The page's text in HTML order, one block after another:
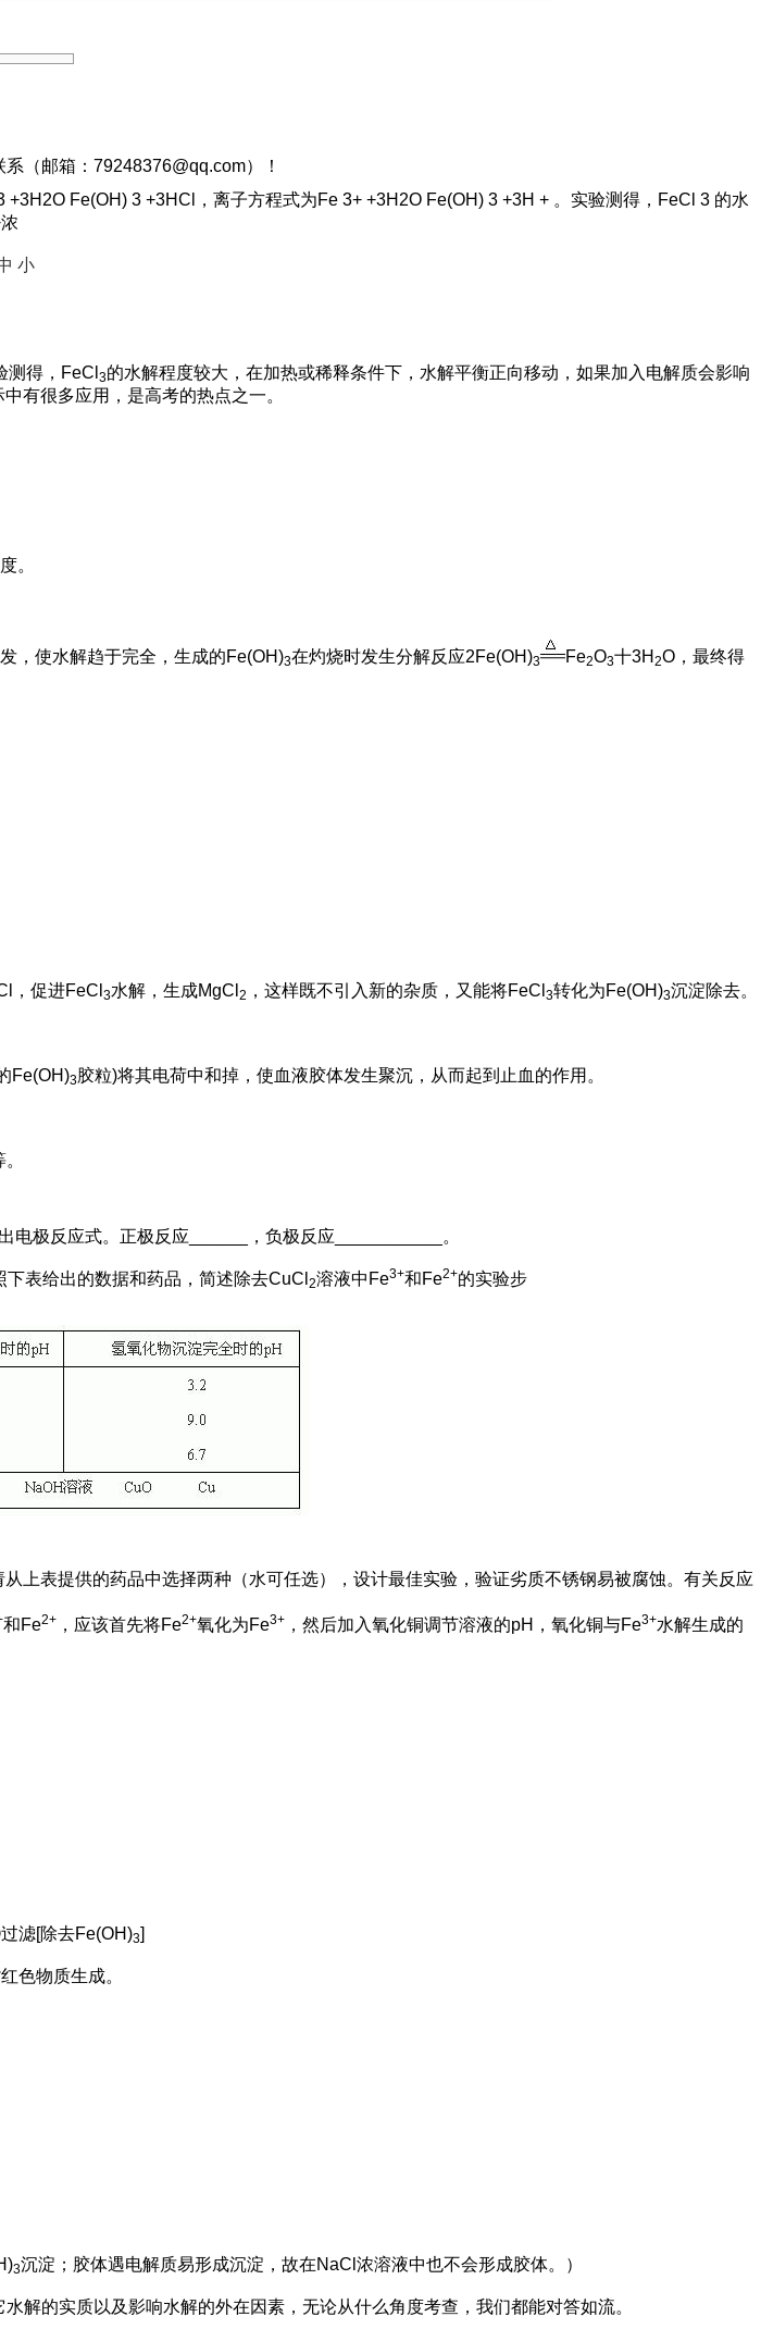
（邮箱：79248376@qq.com）！
Fe(OH) 3 +3HCl，离子方程式为Fe 3+ +3H2O Fe(OH) 3 +3H + 。实验测得，FeCl 3 的水
小
测得，FeCl 3的水解程度较大，在加热或稀释条件下，水解平衡正向移动，如果加入电解质会影响
有很多应用，是高考的热点之一。
。
，使水解趋于完全，生成的Fe(OH)3在灼烧时发生分解反应2Fe(OH)3 Fe2O3十3H 2O，最终得
，促进FeCl 3水解，生成MgCl 2 ，这样既不引入新的杂质，又能将FeCl 3转化为Fe(OH)3沉淀除去。
Fe(OH)3胶粒)将其电荷中和掉，使血液胶体发生聚沉，从而起到止血的作用。
极反应式。正极反应______，负极反应___________。
下表给出的数据和药品，简述除去CuCl 2溶液中Fe3+和Fe2+的实验步
表提供的药品中选择两种（水可任选），设计最佳实验，验证劣质不锈钢易被腐蚀。有关反应
和Fe2+ ，应该首先将Fe2+氧化为Fe3+ ，然后加入氧化铜调节溶液的pH，氧化铜与Fe3+水解生成的
滤[除去Fe(OH)3]
物质生成。
3沉淀；胶体遇电解质易形成沉淀，故在NaCl浓溶液中也不会形成胶体。）
解的实质以及影响水解的外在因素，无论从什么角度考查，我们都能对答如流。